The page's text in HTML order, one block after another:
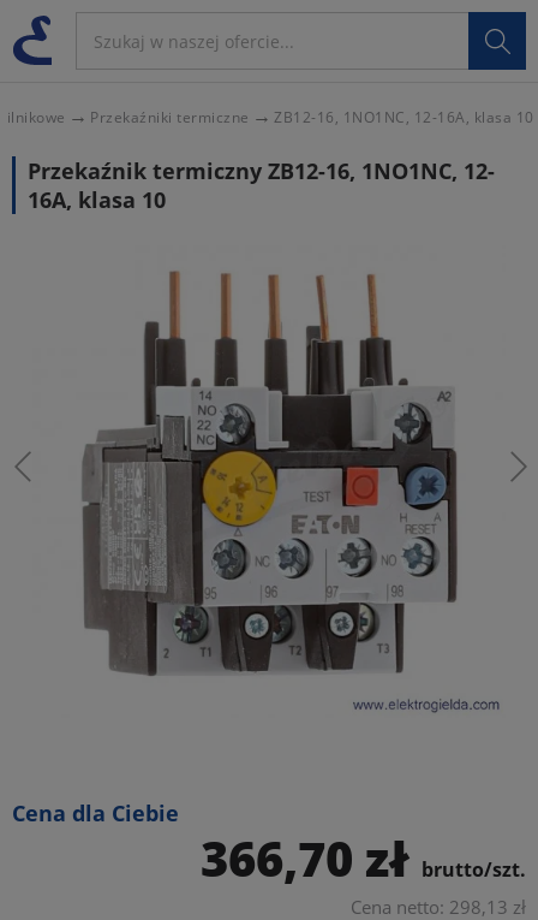

Przekaźniki termiczne ZB12-16, 1NO1NC, 12-16A, klasa 10
Przekaźnik termiczny ZB12-16, 1NO1NC, 12-
16A, klasa 10
Cena dla Ciebie
366,70 zł brutto/szt.
Cena netto: 298,13 zł